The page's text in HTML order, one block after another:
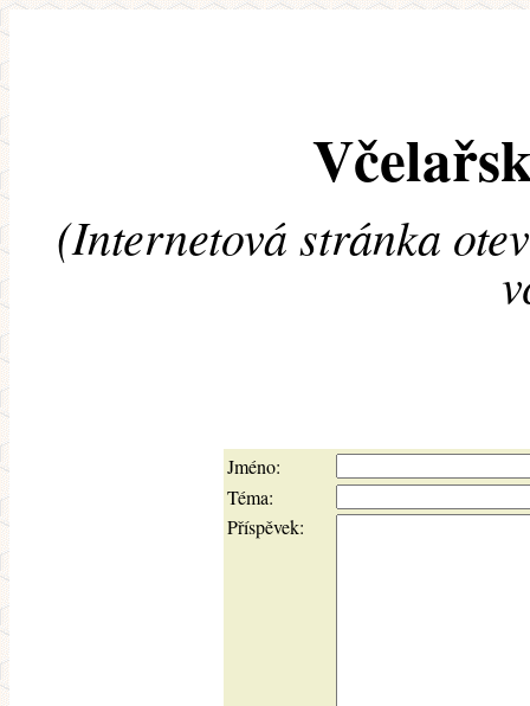
(Internetová stránka
Jméno:
Téma:
Příspěvek: